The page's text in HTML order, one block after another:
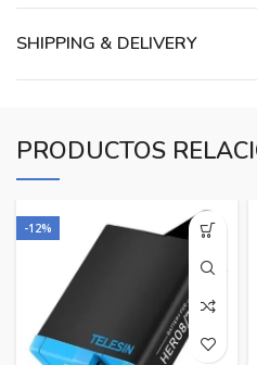
SHIPPING & DELIVERY
PRODUCTOS
-12%